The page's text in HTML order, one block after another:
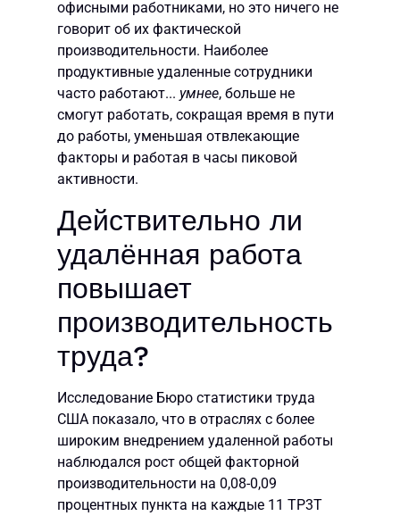
офисными работниками, но это ничего не
говорит об их фактической
производительности. Наиболее
продуктивные удаленные сотрудники
часто работают... умнее, больше не
смогут работать, сокращая время в пути
до работы, уменьшая отвлекающие
факторы и работая в часы пиковой
активности.
Действительно ли
удалённая работа
повышает
производительность
труда?
Исследование Бюро статистики труда
США показало, что в отраслях с более
широким внедрением удаленной работы
наблюдался рост общей факторной
производительности на 0,08-0,09
процентных пункта на каждые 11 TP3T